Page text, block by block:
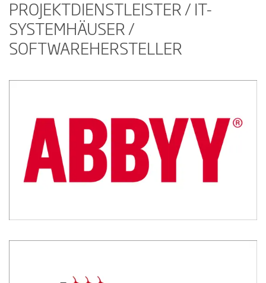
PROJEKTDIENSTLEISTER / IT-
SYSTEMHÄUSER /
SOFTWAREHERSTELLER